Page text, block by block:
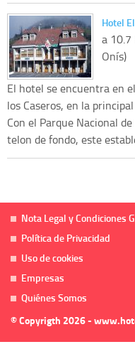
Hotel
a 10.7
Onís)
El hotel se encuentra en
los Caseros, en la
Con el Parque Nacional
telon de fondo, este
Nota Legal y Condiciones
Política de Privacidad
Uso de cookies
Empresas
Quiénes Somos
© Copyrigth 2026 -